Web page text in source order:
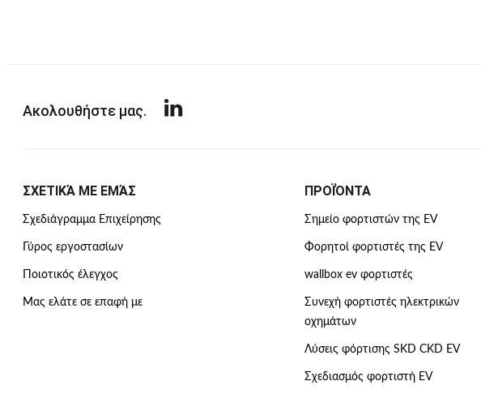
Ακολουθήστε μας.
ΣΧΕΤΙΚΆ ΜΕ ΕΜΆΣ
Σχεδιάγραμμα Επιχείρησης
Γύρος εργοστασίων
Ποιοτικός έλεγχος
Μας ελάτε σε επαφή με
ΠΡΟΪΌΝΤΑ
Σημείο φορτιστών της EV
Φορητοί φορτιστές της EV
wallbox ev φορτιστές
Συνεχή φορτιστές ηλεκτρικών
οχημάτων
Λύσεις φόρτισης SKD CKD EV
Σχεδιασμός φορτιστή EV